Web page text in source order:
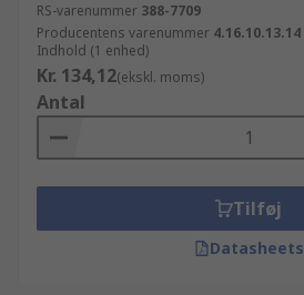
RS-varenummer 388-7709
Producentens varenummer 4.16.10.13.14
Indhold (1 enhed)
Kr. 134,12(ekskl. moms)
Antal
Tilføj
Datasheets